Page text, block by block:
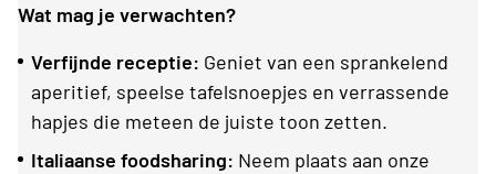
Wat mag je verwachten?
Verfijnde receptie: Geniet van een sprankelend
aperitief, speelse tafelsnoepjes en verrassende
hapjes die meteen de juiste toon zetten.
Italiaanse foodsharing: Neem plaats aan onze